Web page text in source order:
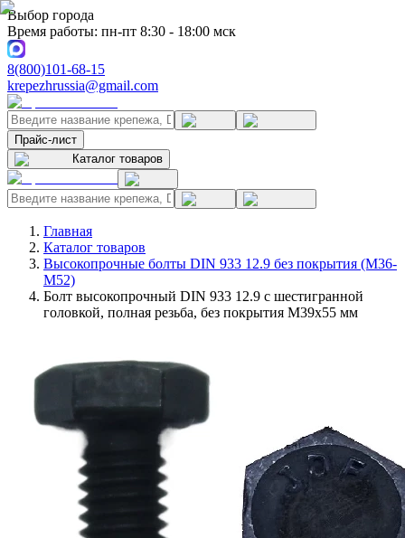
Выбор города
Время работы: пн-пт 8:30 - 18:00 мск
8(800)101-68-15
krepezhrussia@gmail.com
Прайс-лист
Каталог товаров
Главная
Каталог товаров
Высокопрочные болты DIN 933 12.9 без покрытия (M36-
M52)
Болт высокопрочный DIN 933 12.9 с шестигранной
головкой, полная резьба, без покрытия M39x55 мм